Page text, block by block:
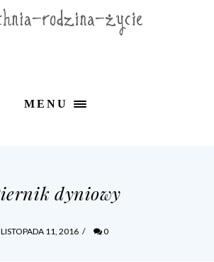
MENU
dyniowy
LISTOPADA 11, 2016 / 0